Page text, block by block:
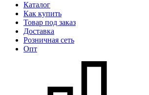
Каталог
Как купить
Товар под заказ
Доставка
Розничная сеть
Опт